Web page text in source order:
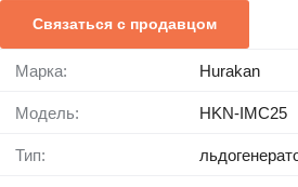
Связаться с продавцом
Марка: Hurakan
Модель: HKN-IMC25
Тип: